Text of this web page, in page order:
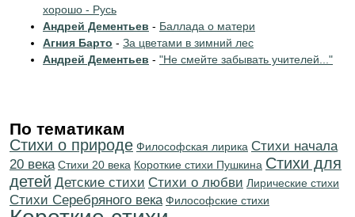
хорошо - Русь
Андрей Дементьев - Баллада о матери
Агния Барто - За цветами в зимний лес
Андрей Дементьев - "Не смейте забывать учителей..."
По тематикам
Стихи о природе Философская лирика Cтихи начала
20 века Стихи 20 века Короткие стихи Пушкина Стихи для
детей Детские стихи Стихи о любви Лирические стихи
Cтихи Серебряного века Философские стихи